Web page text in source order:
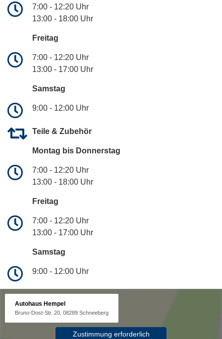
7:00 - 12:20 Uhr
13:00 - 18:00 Uhr
Freitag
7:00 - 12:20 Uhr
13:00 - 17:00 Uhr
Samstag
9:00 - 12:00 Uhr
Teile & Zubehör
Montag bis Donnerstag
7:00 - 12:20 Uhr
13:00 - 18:00 Uhr
Freitag
7:00 - 12:20 Uhr
13:00 - 17:00 Uhr
Samstag
9:00 - 12:00 Uhr
Autohaus Hempel
Bruno-Dost-Str. 20, 08289 Schneeberg
Zustimmung erforderlich